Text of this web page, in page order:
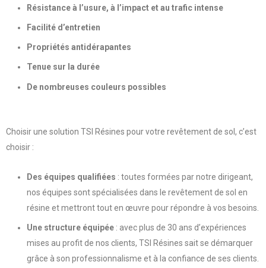
Résistance à l’usure, à l’impact et au trafic intense
Facilité d’entretien
Propriétés antidérapantes
Tenue sur la durée
De nombreuses couleurs possibles
Choisir une solution TSI Résines pour votre revêtement de sol, c’est
choisir :
Des équipes qualifiées : toutes formées par notre dirigeant,
nos équipes sont spécialisées dans le revêtement de sol en
résine et mettront tout en œuvre pour répondre à vos besoins.
Une structure équipée : avec plus de 30 ans d’expériences
mises au profit de nos clients, TSI Résines sait se démarquer
grâce à son professionnalisme et à la confiance de ses clients.